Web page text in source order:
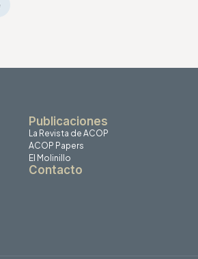
Publicaciones
La Revista de ACOP
ACOP Papers
El Molinillo
Contacto